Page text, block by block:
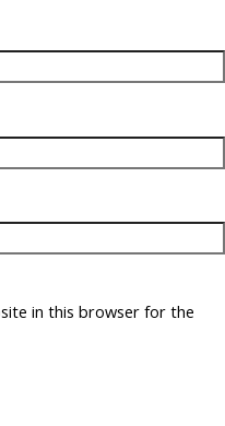
in this browser for the